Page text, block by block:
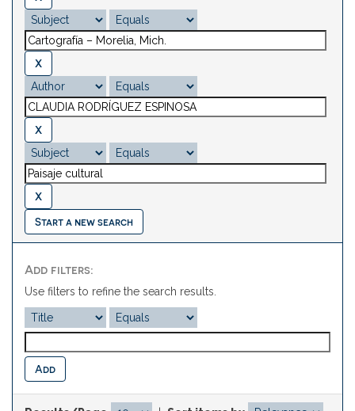
Start a new search
Add filters:
Use filters to refine the search results.